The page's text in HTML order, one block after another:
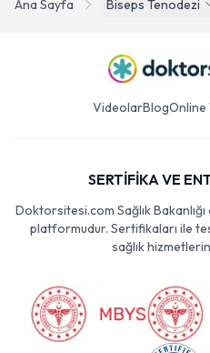
Ana Sayfa Biseps Tenodezi
VideolarBlogOnline
SERTİFİKA VE
Doktorsitesi.com Sağlık
platformudur. Sertifikaları ile
sağlık